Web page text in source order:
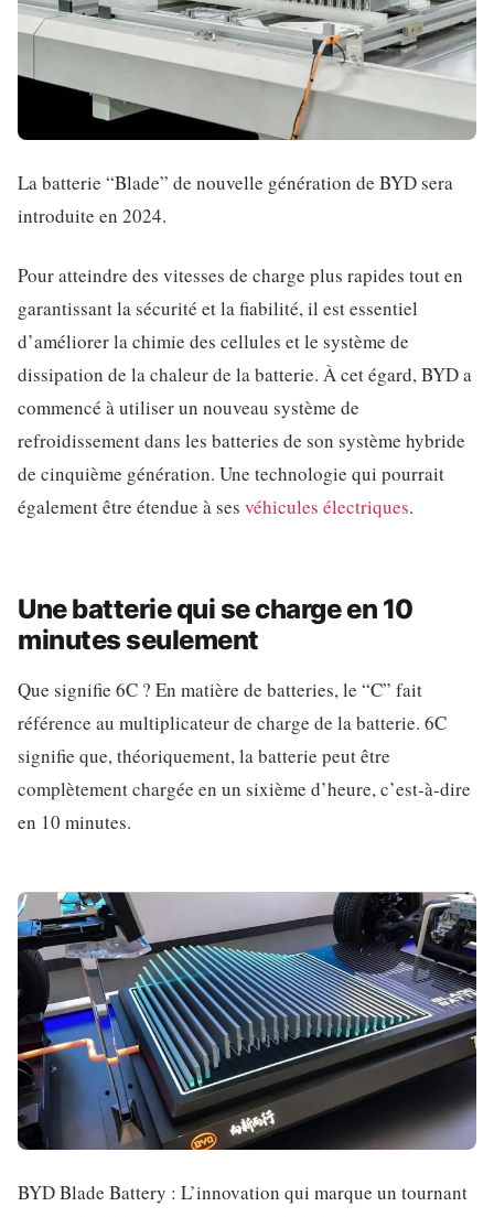
La batterie “Blade” de nouvelle génération de BYD sera
introduite en 2024.
Pour atteindre des vitesses de charge plus rapides tout en
garantissant la sécurité et la fiabilité, il est essentiel
d’améliorer la chimie des cellules et le système de
dissipation de la chaleur de la batterie. À cet égard, BYD a
commencé à utiliser un nouveau système de
refroidissement dans les batteries de son système hybride
de cinquième génération. Une technologie qui pourrait
également être étendue à ses véhicules électriques.
Une batterie qui se charge en 10
minutes seulement
Que signifie 6C ? En matière de batteries, le “C” fait
référence au multiplicateur de charge de la batterie. 6C
signifie que, théoriquement, la batterie peut être
complètement chargée en un sixième d’heure, c’est-à-dire
en 10 minutes.
BYD Blade Battery : L’innovation qui marque un tournant